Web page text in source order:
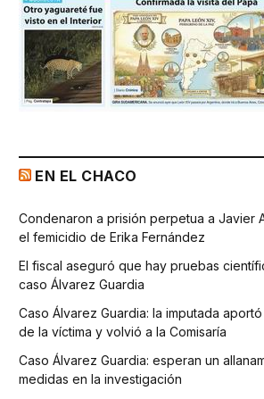
EN EL CHACO
Condenaron a prisión perpetua a Javier
el femicidio de Erika Fernández
El fiscal aseguró que hay pruebas
caso Álvarez Guardia
Caso Álvarez Guardia: la imputada
de la víctima y volvió a la Comisaría
Caso Álvarez Guardia: esperan un
medidas en la investigación